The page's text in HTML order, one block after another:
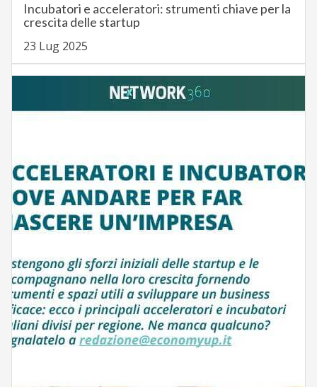
Incubatori e acceleratori: strumenti chiave per la
crescita delle startup
23 Lug 2025